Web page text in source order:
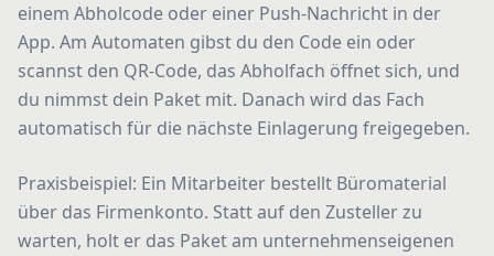
einem Abholcode oder einer Push-Nachricht in der
App. Am Automaten gibst du den Code ein oder
scannst den QR-Code, das Abholfach öffnet sich, und
du nimmst dein Paket mit. Danach wird das Fach
automatisch für die nächste Einlagerung freigegeben.
Praxisbeispiel: Ein Mitarbeiter bestellt Büromaterial
über das Firmenkonto. Statt auf den Zusteller zu
warten, holt er das Paket am unternehmenseigenen